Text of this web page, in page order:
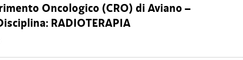
Oncologico (CRO) di Aviano –
RADIOTERAPIA